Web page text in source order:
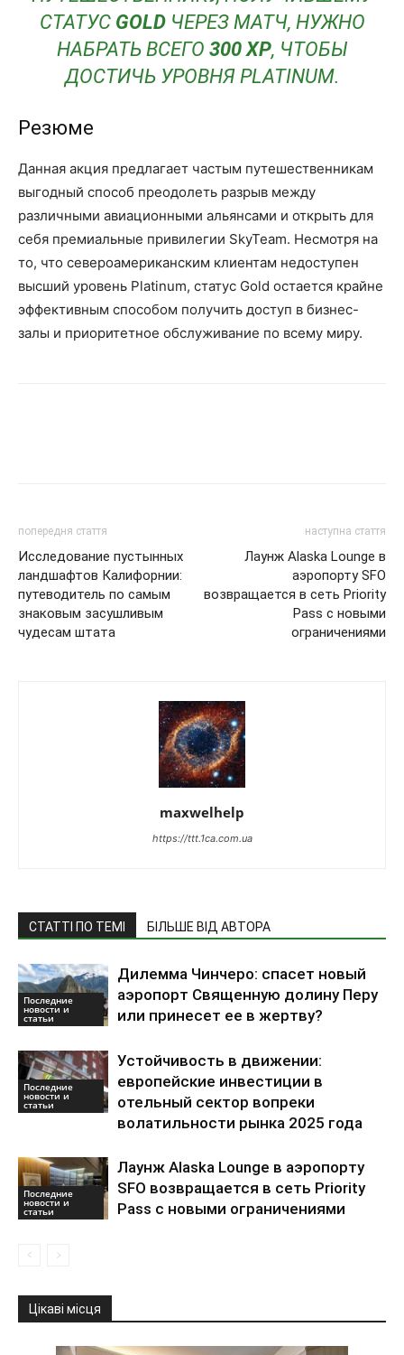
СТАТУС GOLDЧЕРЕЗ МАТЧ, НУЖНО
НАБРАТЬ ВСЕГО 300 XP, ЧТОБЫ
ДОСТИЧЬ УРОВНЯ PLATINUM.
Резюме
Данная акция предлагает частым путешественникам
выгодный способ преодолеть разрыв между
различными авиационными альянсами и открыть для
себя премиальные привилегии SkyTeam. Несмотря на
то, что североамериканским клиентам недоступен
высший уровень Platinum, статус Gold остается крайне
эффективным способом получить доступ в бизнес-
залы и приоритетное обслуживание по всему миру.
попередня стаття
Исследование пустынных
ландшафтов Калифорнии:
путеводитель по самым
знаковым засушливым
чудесам штата
наступна стаття
Лаунж Alaska Lounge в
аэропорту SFO
возвращается в сеть Priority
Pass с новыми
ограничениями
maxwelhelp
https://ttt.1ca.com.ua
СТАТТІ ПО ТЕМІ БІЛЬШЕ ВІД АВТОРА
Последние
новости и
статьи
Дилемма Чинчеро: спасет новый
аэропорт Священную долину Перу
или принесет ее в жертву?
Последние
новости и
статьи
Устойчивость в движении:
европейские инвестиции в
отельный сектор вопреки
волатильности рынка 2025 года
Последние
новости и
статьи
Лаунж Alaska Lounge в аэропорту
SFO возвращается в сеть Priority
Pass с новыми ограничениями
Цікаві місця